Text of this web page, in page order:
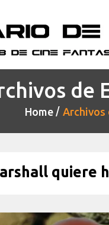
de
Home Archivos
quiere